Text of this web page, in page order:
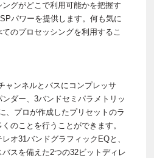
グがどこで利用可能かを把握す
パワーを提供します。何も気に
のプロセッシングを利用するこ
ャンネルとバスにコンプレッサ
ダー、3バンドセミパラメトリッ
、プロが作成したプリセットのラ
のことを行うことができます。
オ31バンドグラフィックEQと、
スを備えた2つの32ビットディレ